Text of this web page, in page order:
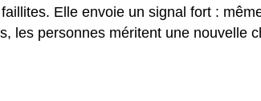
Elle envoie un signal fort :
les personnes méritent une nouvelle